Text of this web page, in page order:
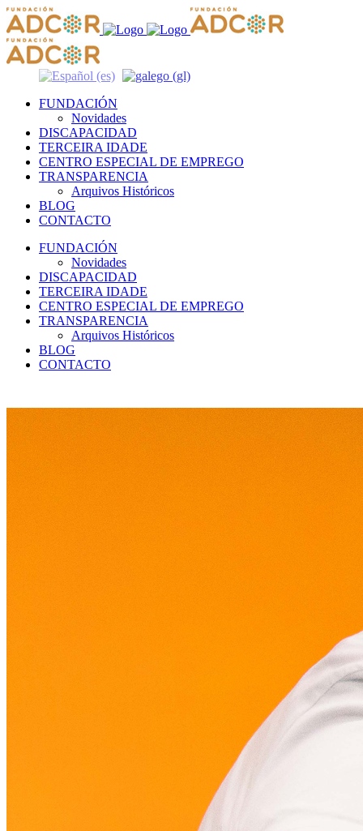
FUNDACIÓN
Novidades
DISCAPACIDAD
TERCEIRA IDADE
CENTRO ESPECIAL DE EMPREGO
TRANSPARENCIA
Arquivos Históricos
BLOG
CONTACTO
FUNDACIÓN
Novidades
DISCAPACIDAD
TERCEIRA IDADE
CENTRO ESPECIAL DE EMPREGO
TRANSPARENCIA
Arquivos Históricos
BLOG
CONTACTO